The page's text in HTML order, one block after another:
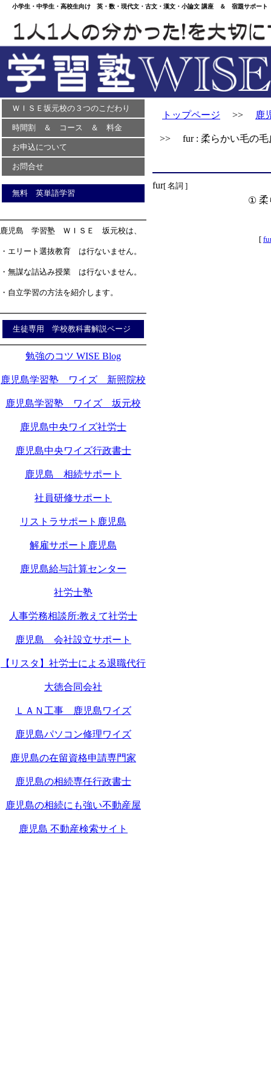
小学生・中学生・高校生向け 英・数・現代文・古文・漢文・小論文 講座 ＆ 宿題サポー
ＷＩＳＥ坂元校の３つのこだわり
時間割 ＆ コース ＆ 料金
お申込について
お問合せ
無料 英単語学習
鹿児島 学習塾 ＷＩＳＥ 坂元校は、
・エリート選抜教育 は行ないません。
・無謀な詰込み授業 は行ないません。
・自立学習の方法を紹介します。
生徒専用 学校教科書解説ページ
勉強のコツ WISE Blog
鹿児島学習塾 ワイズ 新照院校
鹿児島学習塾 ワイズ 坂元校
鹿児島中央ワイズ社労士
鹿児島中央ワイズ行政書士
鹿児島 相続サポート
社員研修サポート
リストラサポート鹿児島
解雇サポート鹿児島
鹿児島給与計算センター
社労士塾
人事労務相談所:教えて社労士
鹿児島 会社設立サポート
【リスタ】社労士による退職代行
大徳合同会社
ＬＡＮ工事 鹿児島ワイズ
鹿児島パソコン修理ワイズ
鹿児島の在留資格申請専門家
鹿児島の相続専任行政書士
鹿児島の相続にも強い不動産屋
鹿児島 不動産検索サイト
トップページ >> 鹿
>> fur : 柔らかい毛の毛
fur[ 名詞 ]
① 柔
[